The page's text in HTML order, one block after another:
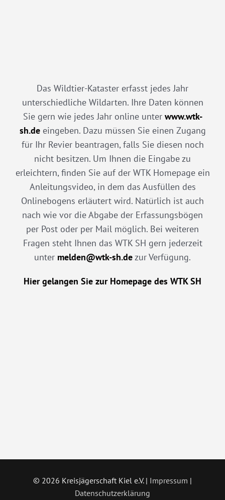
Das Wildtier-Kataster erfasst jedes Jahr
unterschiedliche Wildarten. Ihre Daten können
Sie gern wie jedes Jahr online unter www.wtk-
sh.deeingeben. Dazu müssen Sie einen Zugang
für Ihr Revier beantragen, falls Sie diesen noch
nicht besitzen. Um Ihnen die Eingabe zu
erleichtern, finden Sie auf der WTK Homepage ein
Anleitungsvideo, in dem das Ausfüllen des
Onlinebogens erläutert wird. Natürlich ist auch
nach wie vor die Abgabe der Erfassungsbögen
per Post oder per Mail möglich. Bei weiteren
Fragen steht Ihnen das WTK SH gern jederzeit
unter melden@wtk-sh.dezur Verfügung.
Hier gelangen Sie zur Homepage des WTK SH
© 2026 Kreisjägerschaft Kiel e.V. | Impressum |
Datenschutzerklärung